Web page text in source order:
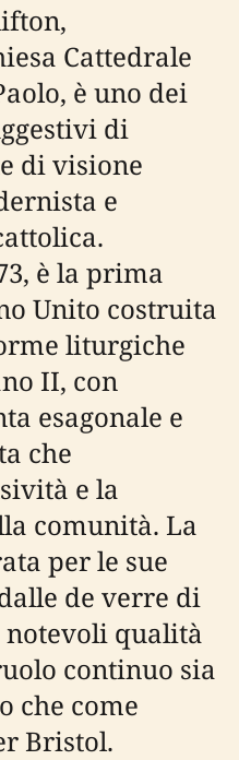
Cattedrale
è uno dei
di
di visione
e
è la prima
Unito costruita
liturgiche
II, con
esagonale e
che
e la
comunità. La
per le sue
de verre di
notevoli qualità
continuo sia
che come
Bristol.